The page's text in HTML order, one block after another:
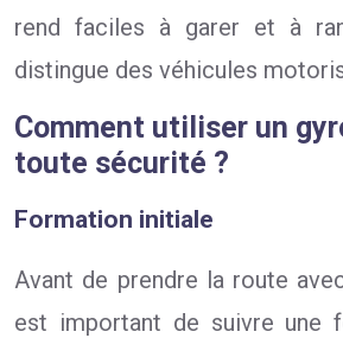
rend faciles à garer et à
distingue des véhicules
Comment utiliser un
toute sécurité ?
Formation initiale
Avant de prendre la route
est important de suivre une